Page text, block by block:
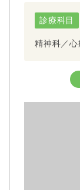
診療科目
精神科／心